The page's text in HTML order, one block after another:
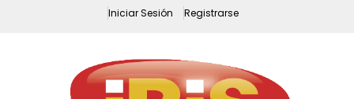
Iniciar Sesión Registrarse